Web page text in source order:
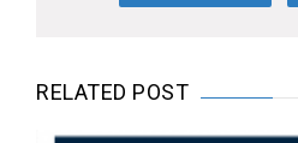
RELATED POST